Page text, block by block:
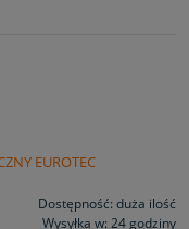
EUROTEC
Dostępność: duża ilość
Wysyłka w: 24 godziny